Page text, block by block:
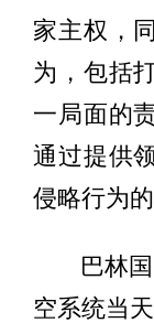
家主权，
为，包括
一局面的
通过提供
侵略行为的
巴林
空系统当